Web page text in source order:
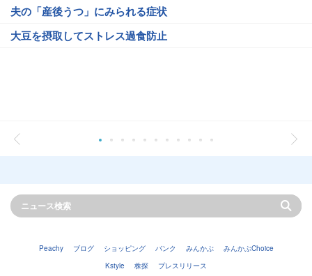
夫の「産後うつ」にみられる症状
大豆を摂取してストレス過食防止
Peachy ブログ ショッピング バンク みんかぶ
みんかぶChoice
Kstyle
株探 プレスリリース